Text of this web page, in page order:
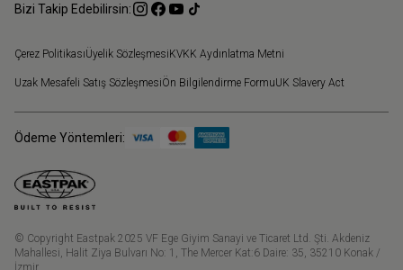
Bizi Takip Edebilirsin:
Çerez PolitikasıÜyelik SözleşmesiKVKK Aydınlatma Metni
Uzak Mesafeli Satış SözleşmesiÖn Bilgilendirme FormuUK Slavery Act
Ödeme Yöntemleri:
© Copyright Eastpak 2025 VF Ege Giyim Sanayi ve Ticaret Ltd. Şti. Akdeniz
Mahallesi, Halit Ziya Bulvarı No: 1, The Mercer Kat:6 Daire: 35, 35210 Konak /